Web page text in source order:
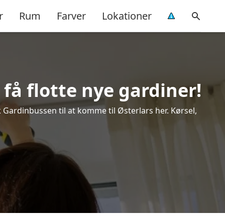
Rum Farver Lokationer
flotte nye gardiner!
til at komme til Østerlars her. Kørsel,